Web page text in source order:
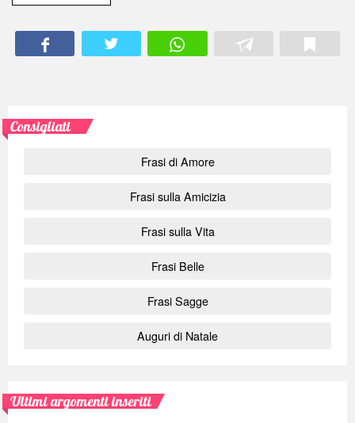
Consigliati
Frasi di Amore
Frasi sulla Amicizia
Frasi sulla Vita
Frasi Belle
Frasi Sagge
Auguri di Natale
Ultimi argomenti inseriti